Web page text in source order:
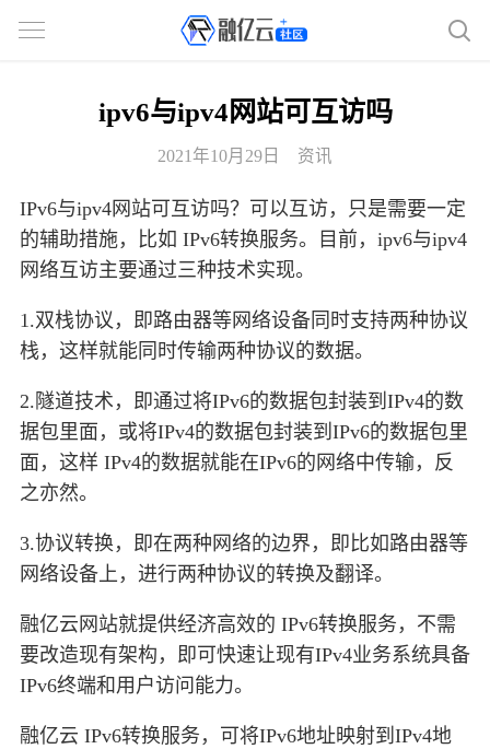
ipv6与ipv4网站可互访吗
2021年10月29日 资讯
IPv6与ipv4网站可互访吗？可以互访，只是需要一定
的辅助措施，比如 IPv6转换服务。目前，ipv6与ipv4
网络互访主要通过三种技术实现。
1.双栈协议，即路由器等网络设备同时支持两种协议
栈，这样就能同时传输两种协议的数据。
2.隧道技术，即通过将IPv6的数据包封装到IPv4的数
据包里面，或将IPv4的数据包封装到IPv6的数据包里
面，这样 IPv4的数据就能在IPv6的网络中传输，反
之亦然。
3.协议转换，即在两种网络的边界，即比如路由器等
网络设备上，进行两种协议的转换及翻译。
融亿云网站就提供经济高效的 IPv6转换服务，不需
要改造现有架构，即可快速让现有IPv4业务系统具备
IPv6终端和用户访问能力。
融亿云 IPv6转换服务，可将IPv6地址映射到IPv4地